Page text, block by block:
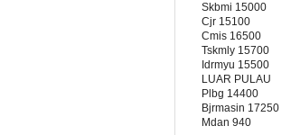
Skbmi 15000
Cjr 15100
Cmis 16500
Tskmly 15700
Idrmyu 15500
LUAR PULAU
Plbg 14400
Bjrmasin 17250
Mdan 940